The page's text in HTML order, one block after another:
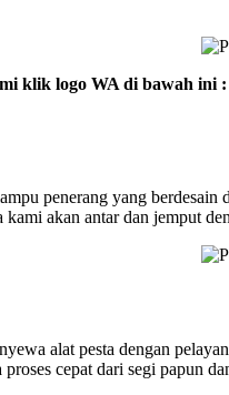
klik logo WA di bawah ini :
penerang yang
akan antar dan jemput
alat pesta dengan
cepat dari segi papun